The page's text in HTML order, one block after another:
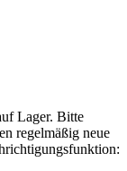
Lager. Bitte
regelmäßig neue